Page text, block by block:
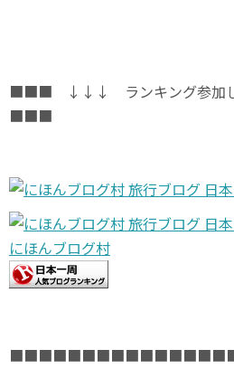
■■■ ↓↓↓ ランキング参加
■■■
にほんブログ村